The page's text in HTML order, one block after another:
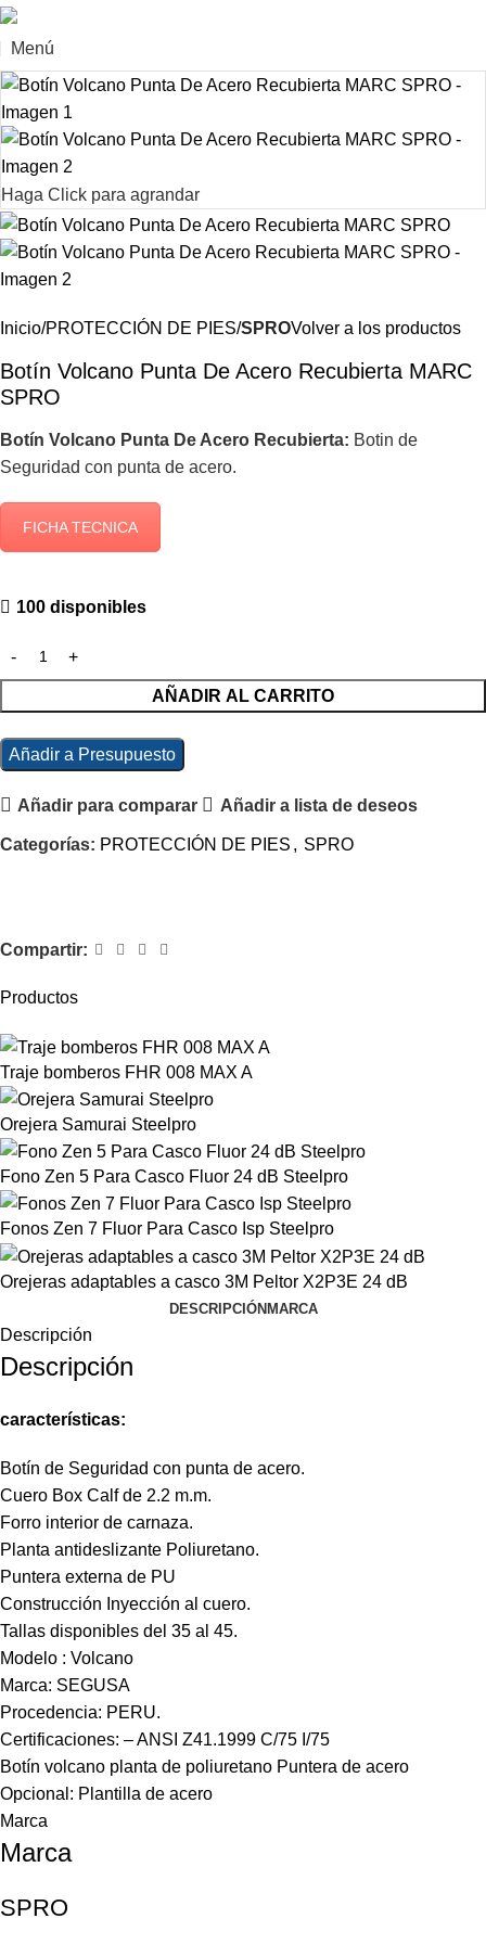
Menú
Productos
Traje bomberos FHR 008 MAX A
Orejera Samurai Steelpro
Fono Zen 5 Para Casco Fluor 24 dB Steelpro
Fonos Zen 7 Fluor Para Casco Isp Steelpro
Orejeras adaptables a casco 3M Peltor X2P3E 24 dB
Haga Click para agrandar
Inicio PROTECCIÓN DE PIES SPROVolver a los productos
Botín Volcano Punta De Acero Recubierta MARC
SPRO
Botín Volcano Punta De Acero Recubierta: Botin de
Seguridad con punta de acero.
FICHA TECNICA
100 disponibles
AÑADIR AL CARRITO
Añadir a Presupuesto
Añadir para comparar Añadir a lista de deseos
Categorías: PROTECCIÓN DE PIES , SPRO
Compartir:
DESCRIPCIÓNMARCA
Descripción
Descripción
características:
Botín de Seguridad con punta de acero.
Cuero Box Calf de 2.2 m.m.
Forro interior de carnaza.
Planta antideslizante Poliuretano.
Puntera externa de PU
Construcción Inyección al cuero.
Tallas disponibles del 35 al 45.
Modelo : Volcano
Marca: SEGUSA
Procedencia: PERU.
Certificaciones: – ANSI Z41.1999 C/75 I/75
Botín volcano planta de poliuretano Puntera de acero
Opcional: Plantilla de acero
Marca
Marca
SPRO